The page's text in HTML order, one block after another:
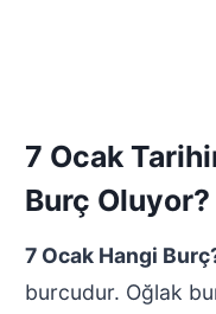
7 Ocak
Burç Oluyor?
7 Ocak Hangi
burcudur. Oğlak